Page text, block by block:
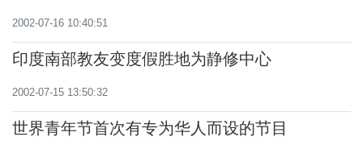
2002-07-16 10:40:51
印度南部教友变度假胜地为静修中心
2002-07-15 13:50:32
世界青年节首次有专为华人而设的节目